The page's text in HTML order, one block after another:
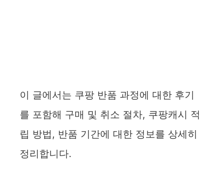
이 글에서는 쿠팡 반품 과정에 대한 후기
를 포함해 구매 및 취소 절차, 쿠팡캐시 적
립 방법, 반품 기간에 대한 정보를 상세히
정리합니다.